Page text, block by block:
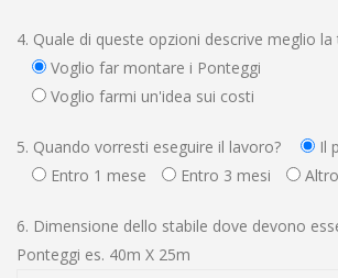
4. Quale di queste opzioni descrive meglio
Voglio far montare i Ponteggi
Voglio farmi un'idea sui costi
5. Quando vorresti eseguire il lavoro?
Il
Entro 1 mese
Entro 3 mesi Altro
6. Dimensione dello stabile dove devono
Ponteggi es. 40m X 25m